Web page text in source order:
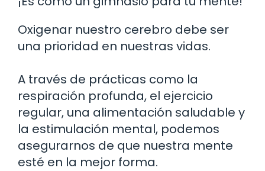
Oxigenar nuestro cerebro debe ser
una prioridad en nuestras vidas.
A través de prácticas como la
respiración profunda, el ejercicio
regular, una alimentación saludable y
la estimulación mental, podemos
asegurarnos de que nuestra mente
esté en la mejor forma.